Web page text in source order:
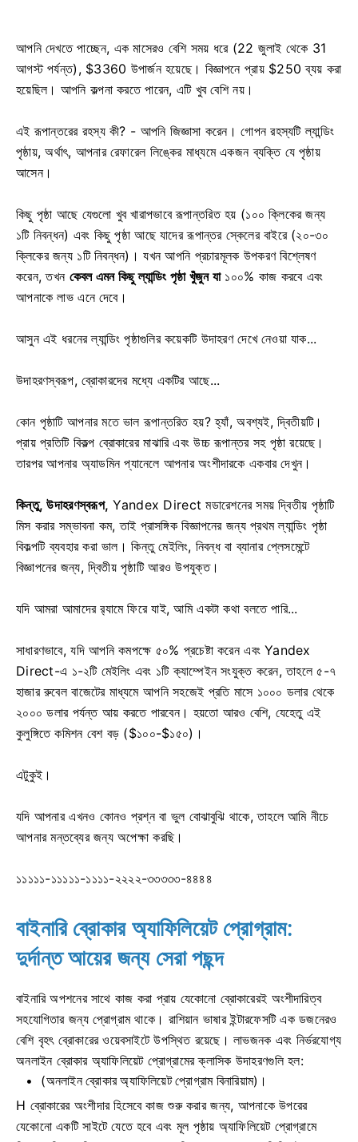
আপনি দেখতে পাচ্ছেন, এক মাসেরও বেশি সময় ধরে (22 জুলাই থেকে 31
আগস্ট পর্যন্ত), $3360 উপার্জন হয়েছে। বিজ্ঞাপনে প্রায় $250 ব্যয় করা
হয়েছিল। আপনি কল্পনা করতে পারেন, এটি খুব বেশি নয়।
এই রূপান্তরের রহস্য কী? - আপনি জিজ্ঞাসা করেন। গোপন রহস্যটি ল্যান্ডিং
পৃষ্ঠায়, অর্থাৎ, আপনার রেফারেল লিঙ্কের মাধ্যমে একজন ব্যক্তি যে পৃষ্ঠায়
আসেন।
কিছু পৃষ্ঠা আছে যেগুলো খুব খারাপভাবে রূপান্তরিত হয় (১০০ ক্লিকের জন্য
১টি নিবন্ধন) এবং কিছু পৃষ্ঠা আছে যাদের রূপান্তর স্কেলের বাইরে (২০-৩০
ক্লিকের জন্য ১টি নিবন্ধন)। যখন আপনি প্রচারমূলক উপকরণ বিশ্লেষণ
করেন, তখন কেবল এমন কিছু ল্যান্ডিং পৃষ্ঠা খুঁজুন যা১০০% কাজ করবে এবং
আপনাকে লাভ এনে দেবে।
আসুন এই ধরনের ল্যান্ডিং পৃষ্ঠাগুলির কয়েকটি উদাহরণ দেখে নেওয়া যাক...
উদাহরণস্বরূপ, ব্রোকারদের মধ্যে একটির আছে...
কোন পৃষ্ঠাটি আপনার মতে ভাল রূপান্তরিত হয়? হ্যাঁ, অবশ্যই, দ্বিতীয়টি।
প্রায় প্রতিটি বিকল্প ব্রোকারের মাঝারি এবং উচ্চ রূপান্তর সহ পৃষ্ঠা রয়েছে।
তারপর আপনার অ্যাডমিন প্যানেলে আপনার অংশীদারকে একবার দেখুন।
কিন্তু, উদাহরণস্বরূপ, Yandex Direct মডারেশনের সময় দ্বিতীয় পৃষ্ঠাটি
মিস করার সম্ভাবনা কম, তাই প্রাসঙ্গিক বিজ্ঞাপনের জন্য প্রথম ল্যান্ডিং পৃষ্ঠা
বিকল্পটি ব্যবহার করা ভাল। কিন্তু মেইলিং, নিবন্ধ বা ব্যানার প্লেসমেন্টে
বিজ্ঞাপনের জন্য, দ্বিতীয় পৃষ্ঠাটি আরও উপযুক্ত।
যদি আমরা আমাদের র‍্যামে ফিরে যাই, আমি একটা কথা বলতে পারি...
সাধারণভাবে, যদি আপনি কমপক্ষে ৫০% প্রচেষ্টা করেন এবং Yandex
Direct-এ ১-২টি মেইলিং এবং ১টি ক্যাম্পেইন সংযুক্ত করেন, তাহলে ৫-৭
হাজার রুবেল বাজেটের মাধ্যমে আপনি সহজেই প্রতি মাসে ১০০০ ডলার থেকে
২০০০ ডলার পর্যন্ত আয় করতে পারবেন। হয়তো আরও বেশি, যেহেতু এই
কুলুঙ্গিতে কমিশন বেশ বড় ($১০০-$১৫০)।
এটুকুই।
যদি আপনার এখনও কোনও প্রশ্ন বা ভুল বোঝাবুঝি থাকে, তাহলে আমি নীচে
আপনার মন্তব্যের জন্য অপেক্ষা করছি।
১১১১১-১১১১১-১১১১-২২২২-৩৩৩৩৩-৪৪৪৪
বাইনারি ব্রোকার অ্যাফিলিয়েট প্রোগ্রাম:
দুর্দান্ত আয়ের জন্য সেরা পছন্দ
বাইনারি অপশনের সাথে কাজ করা প্রায় যেকোনো ব্রোকারেরই অংশীদারিত্ব
সহযোগিতার জন্য প্রোগ্রাম থাকে। রাশিয়ান ভাষার ইন্টারফেসটি এক ডজনেরও
বেশি বৃহৎ ব্রোকারের ওয়েবসাইটে উপস্থিত রয়েছে। লাভজনক এবং নির্ভরযোগ্য
অনলাইন ব্রোকার অ্যাফিলিয়েট প্রোগ্রামের ক্লাসিক উদাহরণগুলি হল:
(অনলাইন ব্রোকার অ্যাফিলিয়েট প্রোগ্রাম বিনারিয়াম)।
H ব্রোকারের অংশীদার হিসেবে কাজ শুরু করার জন্য, আপনাকে উপরের
যেকোনো একটি সাইটে যেতে হবে এবং মূল পৃষ্ঠায় অ্যাফিলিয়েট প্রোগ্রামে